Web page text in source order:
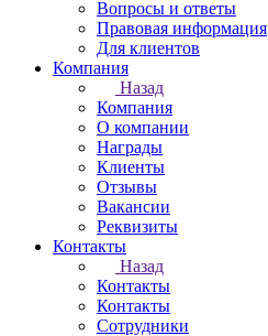
Вопросы и ответы
Правовая информация
Для клиентов
Компания
Назад
Компания
О компании
Награды
Клиенты
Отзывы
Вакансии
Реквизиты
Контакты
Назад
Контакты
Контакты
Сотрудники